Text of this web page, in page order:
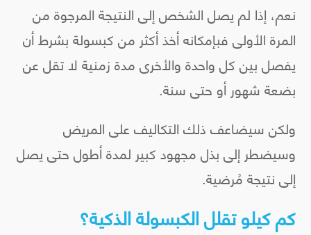
نعم، إذا لم يصل الشخص إلى النتيجة المرجوة من
المرة الأولى فبإمكانه أخذ أكثر من كبسولة بشرط أن
يفصل بين كل واحدة والأخرى مدة زمنية لا تقل عن
بضعة شهور أو حتى سنة.
ولكن سيضاعف ذلك التكاليف على المريض
وسيضطر إلى بذل مجهود كبير لمدة أطول حتى يصل
إلى نتيجة مُرضية.
كم كيلو تقلل الكبسولة الذكية؟